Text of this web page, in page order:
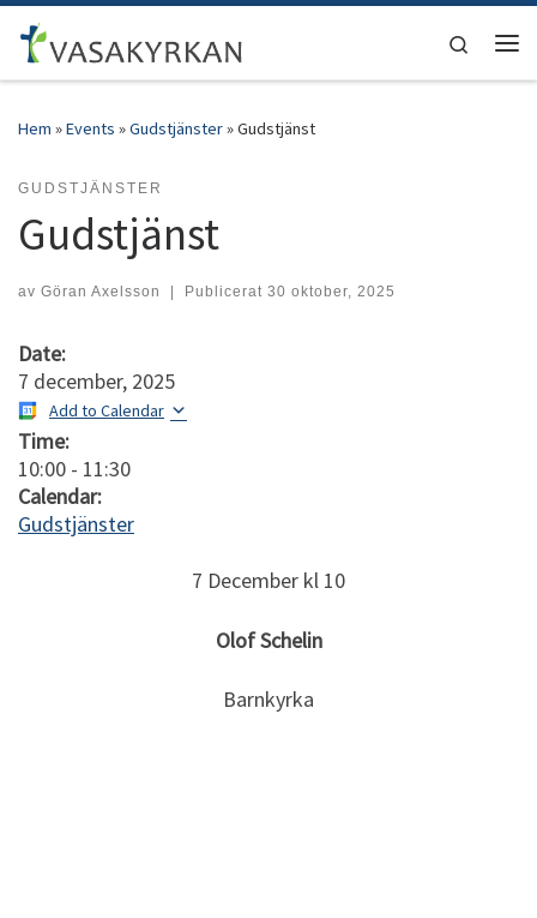
Hoppa till innehåll
Search
Hem »Events »Gudstjänster»Gudstjänst
GUDSTJÄNSTER
Gudstjänst
av Göran Axelsson | Publicerat 30 oktober, 2025
Date:
7 december, 2025
Add to Calendar
Time:
10:00 - 11:30
Calendar:
Gudstjänster
7 December kl 10
Olof Schelin
Barnkyrka